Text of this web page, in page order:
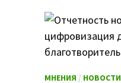
МНЕНИЯ / НОВОСТИ